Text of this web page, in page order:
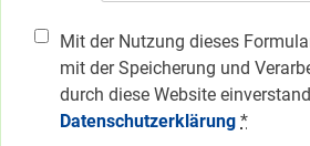
Mit der Nutzung dieses
mit der Speicherung und
durch diese Website
Datenschutzerklärung *